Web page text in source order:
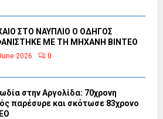
ΣΤΟ ΝΑΥΠΛΙΟ Ο ΟΔΗΓΟΣ
ΜΕ ΤΗ ΜΗΧΑΝΗ ΒΙΝΤΕΟ
2026 0
στην Αργολίδα: 70χρονη
παρέσυρε και σκότωσε 83χρονο